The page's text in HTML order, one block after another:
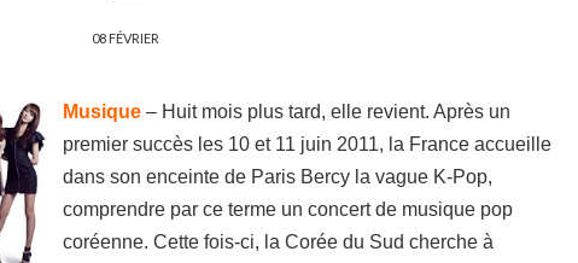
08 FÉVRIER
Musique – Huit mois plus tard, elle revient. Après un
premier succès les 10 et 11 juin 2011, la France accueille
dans son enceinte de Paris Bercy la vague K-Pop,
comprendre par ce terme un concert de musique pop
coréenne. Cette fois-ci, la Corée du Sud cherche à